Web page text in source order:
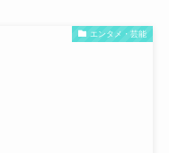
エンタメ・芸能